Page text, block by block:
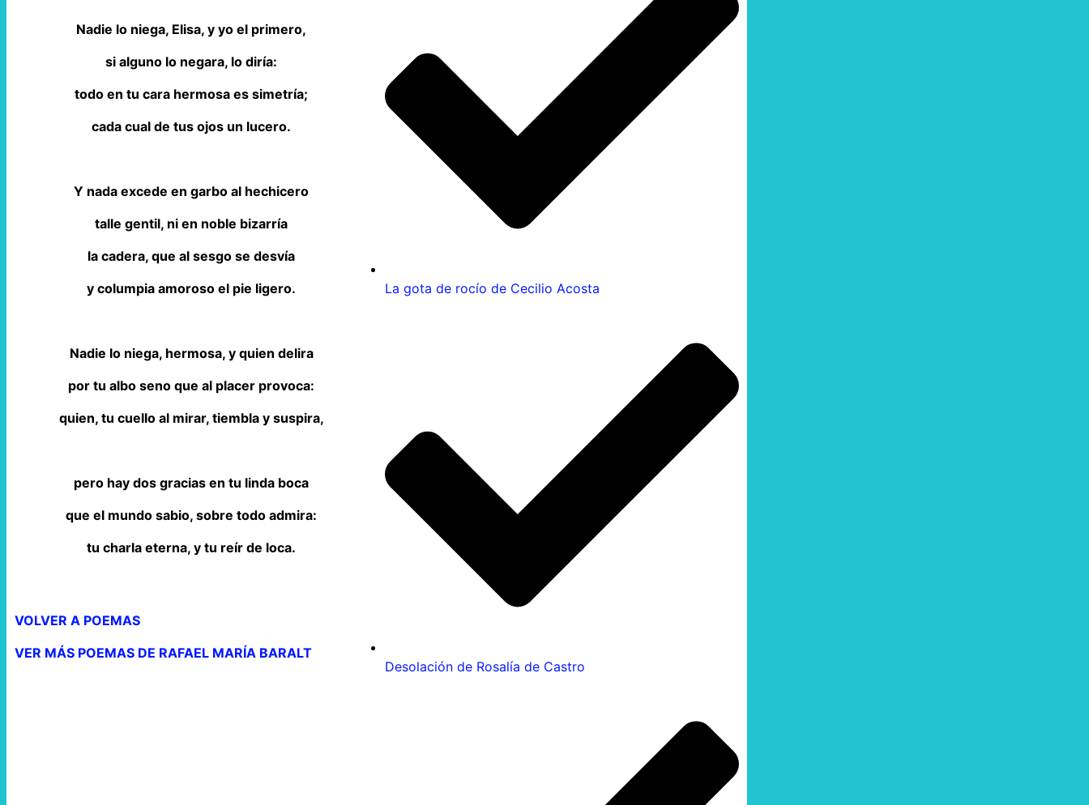
Nadie lo niega, Elisa, y yo el primero,
si alguno lo negara, lo diría:
todo en tu cara hermosa es simetría;
cada cual de tus ojos un lucero.
Y nada excede en garbo al hechicero
talle gentil, ni en noble bizarría
la cadera, que al sesgo se desvía
y columpia amoroso el pie ligero.
Nadie lo niega, hermosa, y quien delira
por tu albo seno que al placer provoca:
quien, tu cuello al mirar, tiembla y suspira,
pero hay dos gracias en tu linda boca
que el mundo sabio, sobre todo admira:
tu charla eterna, y tu reír de loca.
VOLVER A POEMAS
VER MÁS POEMAS DE RAFAEL MARÍA BARALT
La gota de rocío de Cecilio Acosta
Desolación de Rosalía de Castro